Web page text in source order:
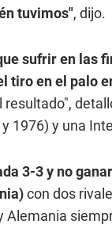
tuvimos", dijo.
sufrir en las
tiro en el palo
1976) y una
3-3 y no
con dos